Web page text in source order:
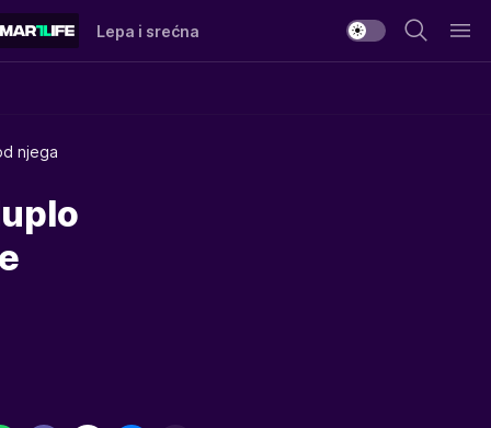
Lepa i srećna
njega